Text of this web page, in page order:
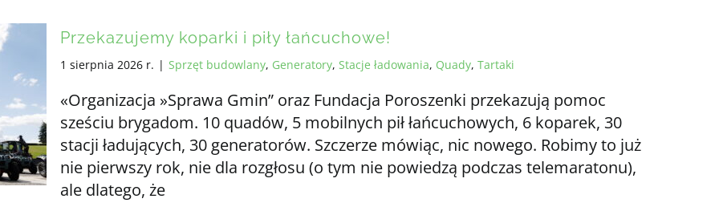
Przekazujemy koparki i piły łańcuchowe!
1 sierpnia 2026 r. | Sprzęt budowlany, Generatory, Stacje ładowania, Quady, Tartaki
«Organizacja »Sprawa Gmin” oraz Fundacja Poroszenki przekazują pomoc
sześciu brygadom. 10 quadów, 5 mobilnych pił łańcuchowych, 6 koparek, 30
stacji ładujących, 30 generatorów. Szczerze mówiąc, nic nowego. Robimy to już
nie pierwszy rok, nie dla rozgłosu (o tym nie powiedzą podczas telemaratonu),
ale dlatego, że